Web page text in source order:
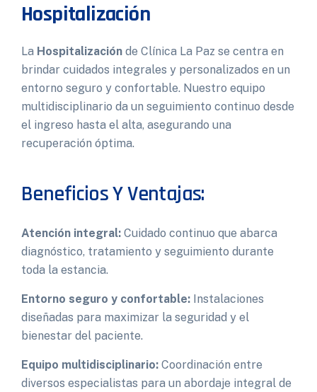
Hospitalización
La Hospitalización de Clínica La Paz se centra en
brindar cuidados integrales y personalizados en un
entorno seguro y confortable. Nuestro equipo
multidisciplinario da un seguimiento continuo desde
el ingreso hasta el alta, asegurando una
recuperación óptima.
Beneficios Y Ventajas:
Atención integral: Cuidado continuo que abarca
diagnóstico, tratamiento y seguimiento durante
toda la estancia.
Entorno seguro y confortable: Instalaciones
diseñadas para maximizar la seguridad y el
bienestar del paciente.
Equipo multidisciplinario: Coordinación entre
diversos especialistas para un abordaje integral de